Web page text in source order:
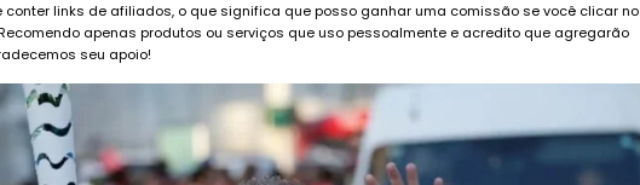
conter links de afiliados, o que significa que posso ganhar uma comissão se você clicar no
apenas produtos ou serviços que uso pessoalmente e acredito que agregarão
seu apoio!